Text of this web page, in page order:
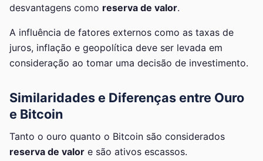
desvantagens como reserva de valor.
A influência de fatores externos como as taxas de
juros, inflação e geopolítica deve ser levada em
consideração ao tomar uma decisão de investimento.
Similaridades e Diferenças entre Ouro
e Bitcoin
Tanto o ouro quanto o Bitcoin são considerados
reserva de valor e são ativos escassos.